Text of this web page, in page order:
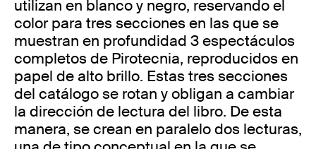
utilizan en blanco y negro, reservando el
color para tres secciones en las que se
muestran en profundidad 3 espectáculos
completos de Pirotecnia, reproducidos en
papel de alto brillo. Estas tres secciones
del catálogo se rotan y obligan a cambiar
la dirección de lectura del libro. De esta
manera, se crean en paralelo dos lecturas,